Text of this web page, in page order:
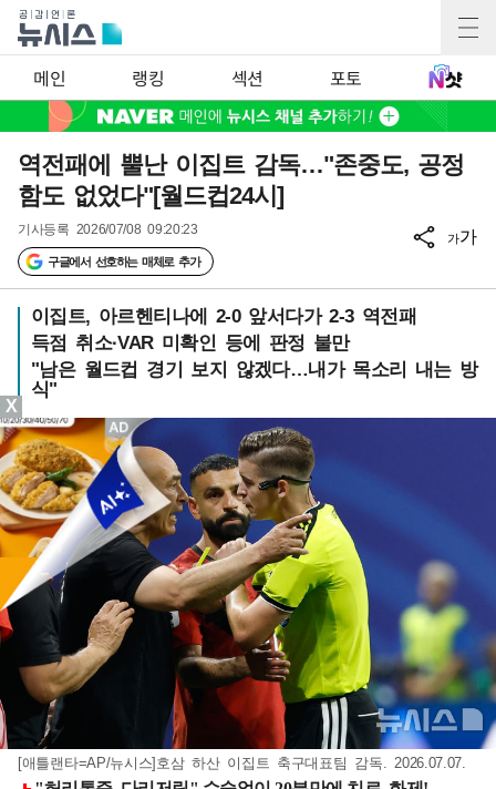
메인 랭킹 섹션 포토
역전패에 뿔난 이집트 감독…"존중도, 공정
함도 없었다"[월드컵24시]
기사등록 2026/07/08 09:20:23
구글에서 선호하는 매체로 추가
가가
이집트, 아르헨티나에 2-0 앞서다가 2-3 역전패
득점 취소·VAR 미확인 등에 판정 불만
"남은 월드컵 경기 보지 않겠다…내가 목소리 내는 방
식"
[애틀랜타=AP/뉴시스]호삼 하산 이집트 축구대표팀 감독. 2026.07.07.
X